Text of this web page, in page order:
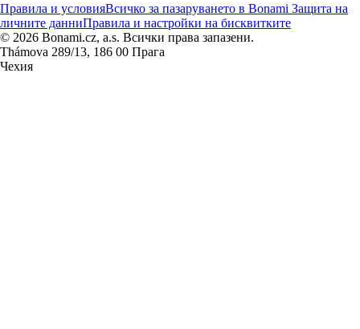
Правила и условияВсичко за пазаруването в Bonami Защита на
личните данниПравила и настройки на бисквитките
© 2026 Bonami.cz, a.s. Всички права запазени.
Thámova 289/13, 186 00 Прага
Чехия